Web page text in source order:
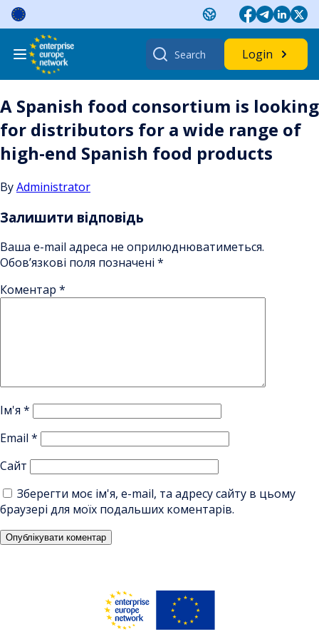
Skip
content
Search
for:
Login
A Spanish food consortium is looking
for distributors for a wide range of
high-end Spanish food products
ByAdministrator
Залишити відповідь
Ваша e-mail адреса не оприлюднюватиметься.
Обов’язкові поля позначені *
Коментар *
Ім'я *
Email *
Сайт
Зберегти моє ім'я, e-mail, та адресу сайту в цьому
браузері для моїх подальших коментарів.